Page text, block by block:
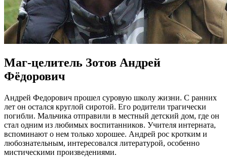
Маг-целитель Зотов Андрей
Фёдорович
Андрей Федорович прошел суровую школу жизни. С ранних
лет он остался круглой сиротой. Его родители трагически
погибли. Мальчика отправили в местный детский дом, где он
стал одним из любимых воспитанников. Учителя интерната,
вспоминают о нем только хорошее. Андрей рос кротким и
любознательным, интересовался литературой, особенно
мистическими произведениями.